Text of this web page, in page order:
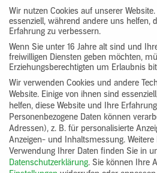
875,01 €
VK7
625,00 €
Gruppenprodukt
yosima_designputz_bigb
Wir nutzen Cookies auf unserer
essenziell, während andere uns helfen,
Erfahrung zu verbessern.
Wenn Sie unter 16 Jahre alt sind und
freiwilligen Diensten geben möchten,
Erziehungsberechtigten um Erlaubnis
Wir verwenden Cookies und andere
Website. Einige von ihnen sind
helfen, diese Website und Ihre
Personenbezogene Daten können
Adressen), z. B. für personalisierte
Anzeigen- und Inhaltsmessung.
Verwendung Ihrer Daten finden Sie in
Datenschutzerklärung. Sie können Ihre